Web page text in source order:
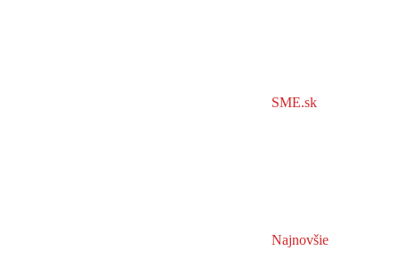
SME.sk
Najnovšie